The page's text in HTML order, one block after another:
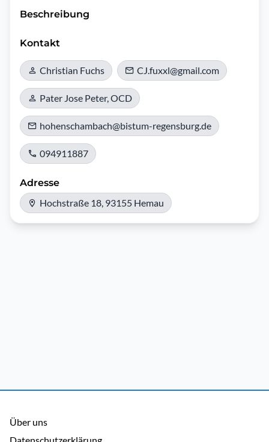
Beschreibung
Kontakt
Christian Fuchs CJ.fuxxl@gmail.com
Pater Jose Peter, OCD
hohenschambach@bistum-regensburg.de
094911887
Adresse
Hochstraße 18, 93155 Hemau
Über uns